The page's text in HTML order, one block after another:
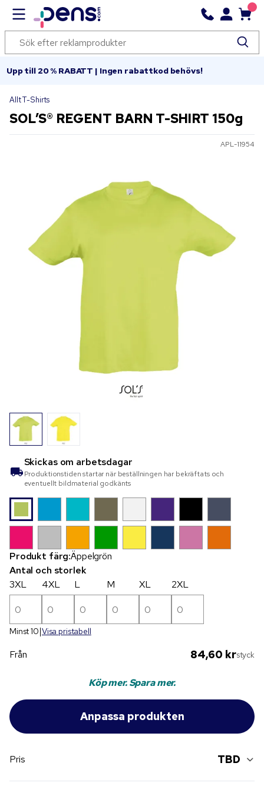
Upp till 20 % RABATT | Ingen rabattkod behövs!
Allt T-Shirts
SOL’S® REGENT BARN T-SHIRT 150g
APL-11954
Skickas om arbetsdagar
Produktionstiden startar när beställningen har bekräftats och
eventuellt bildmaterial godkänts
Produkt färg:Äppelgrön
Antal och storlek
3XL
4XL L M XL 2XL
Minst 10 Visa pristabell
Från 84,60 krstyck
Köp mer. Spara mer.
Pris TBD